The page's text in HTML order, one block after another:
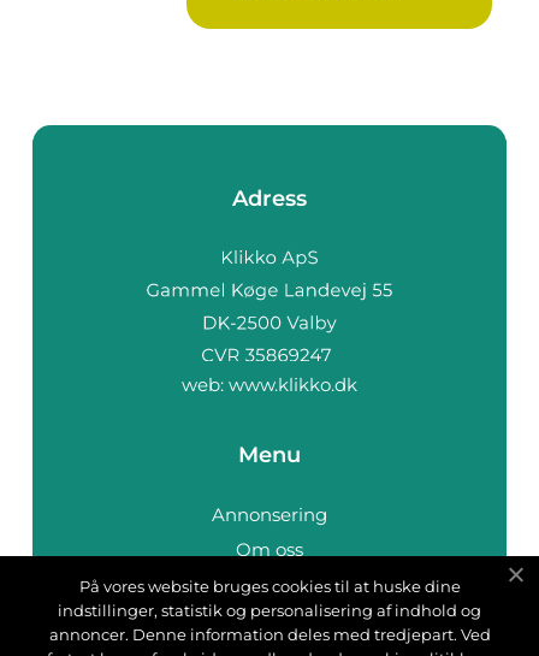
Adress
web: www.klikko.dk
Menu
Annonsering
Om oss
Cookies
Kontakta oss
På vores website bruges cookies til at huske dine
indstillinger, statistik og personalisering af indhold og
annoncer. Denne information deles med tredjepart. Ved